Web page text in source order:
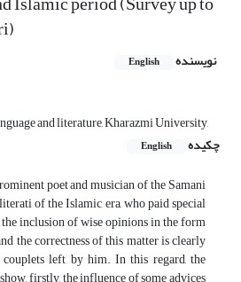
نویسنده English
and literature, Kharazmi University,
چکیده
English
poet and musician of the Samani
of the Islamic era, who paid special
inclusion of wise opinions in the form
the correctness of this matter is clearly
left by him. In this regard, the